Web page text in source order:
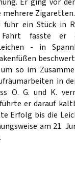
mehrere
fuhr ein Stück in
Fahrt fasste er
- in
um so im
in
O. G. und K.
er darauf
Erfolg bis die
am 21.